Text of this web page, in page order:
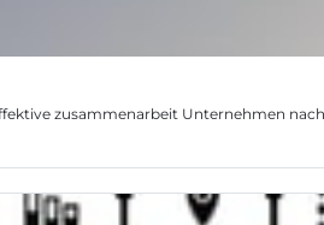
zusammenarbeit Unternehmen